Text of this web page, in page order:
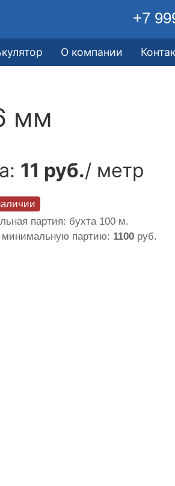
+7
О компании
мм
11 руб./ метр
партия: бухта 100 м.
минимальную партию: 1100 руб.